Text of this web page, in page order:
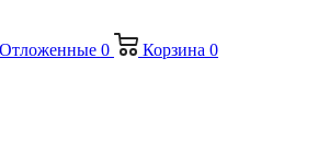
Отложенные 0 Корзина 0